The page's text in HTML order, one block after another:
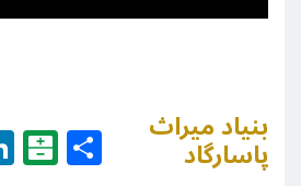
LinkedIn
Balatarin
Share
بنیاد میراث
پاسارگاد